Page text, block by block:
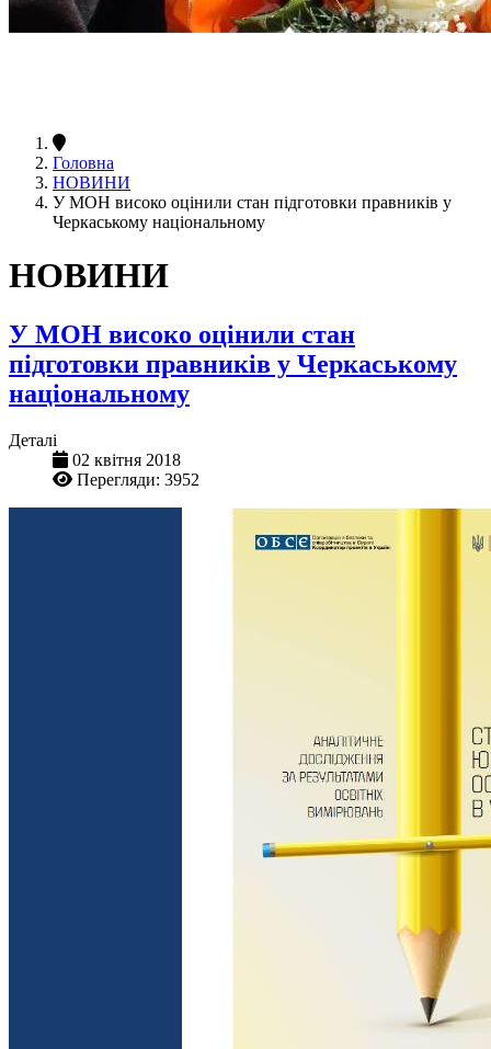
Головна
НОВИНИ
У МОН високо оцінили стан підготовки правників у
Черкаському національному
НОВИНИ
У МОН високо оцінили стан
підготовки правників у Черкаському
національному
Деталі
02 квітня 2018
Перегляди: 3952